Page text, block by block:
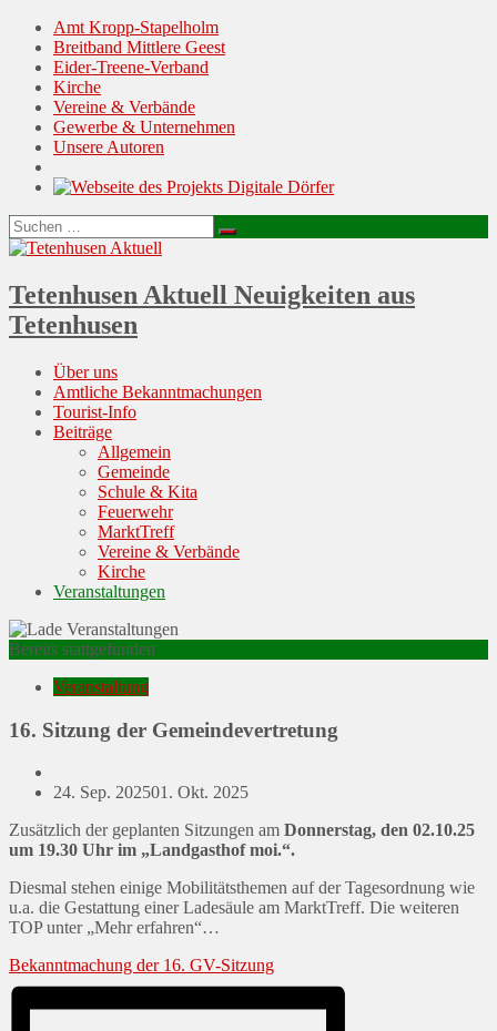
Amt Kropp-Stapelholm
Breitband Mittlere Geest
Eider-Treene-Verband
Kirche
Vereine & Verbände
Gewerbe & Unternehmen
Unsere Autoren
Suchen
nach:
Suchen
Tetenhusen Aktuell Neuigkeiten aus
Tetenhusen
Menu
Skip
content
Über uns
Amtliche Bekanntmachungen
Tourist-Info
Beiträge
Allgemein
Gemeinde
Schule & Kita
Feuerwehr
MarktTreff
Vereine & Verbände
Kirche
Veranstaltungen
Bereits stattgefunden
Veranstaltung
16. Sitzung der Gemeindevertretung
Posted
24. Sep. 202501. Okt. 2025
Zusätzlich der geplanten Sitzungen am Donnerstag, den 02.10.25
um 19.30 Uhr im „Landgasthof moi.“.
Diesmal stehen einige Mobilitätsthemen auf der Tagesordnung wie
u.a. die Gestattung einer Ladesäule am MarktTreff. Die weiteren
TOP unter „Mehr erfahren“…
Bekanntmachung der 16. GV-Sitzung